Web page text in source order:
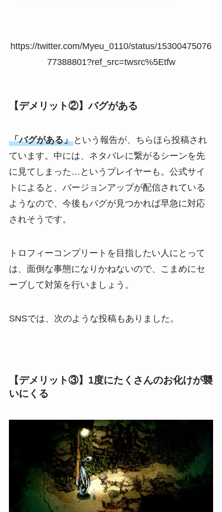
https://twitter.com/Myeu_0110/status/15300475076
77388801?ref_src=twsrc%5Etfw
【デメリット②】バグがある
「バグがある」という報告が、ちらほら投稿され
ています。中には、ネタバレに繋がるシーンを先
に見てしまった…というプレイヤーも。公式サイ
トによると、バージョンアップが配信されている
ようなので、今後もバグが見つかれば早急に対応
されそうです。
トロフィーコンプリートを目指したい人にとって
は、面倒な事態になりかねないので、こまめにセ
ーブして対策を行いましょう。
SNSでは、次のような投稿もありました。
【デメリット③】1度にたくさんのお化けが襲
いにくる